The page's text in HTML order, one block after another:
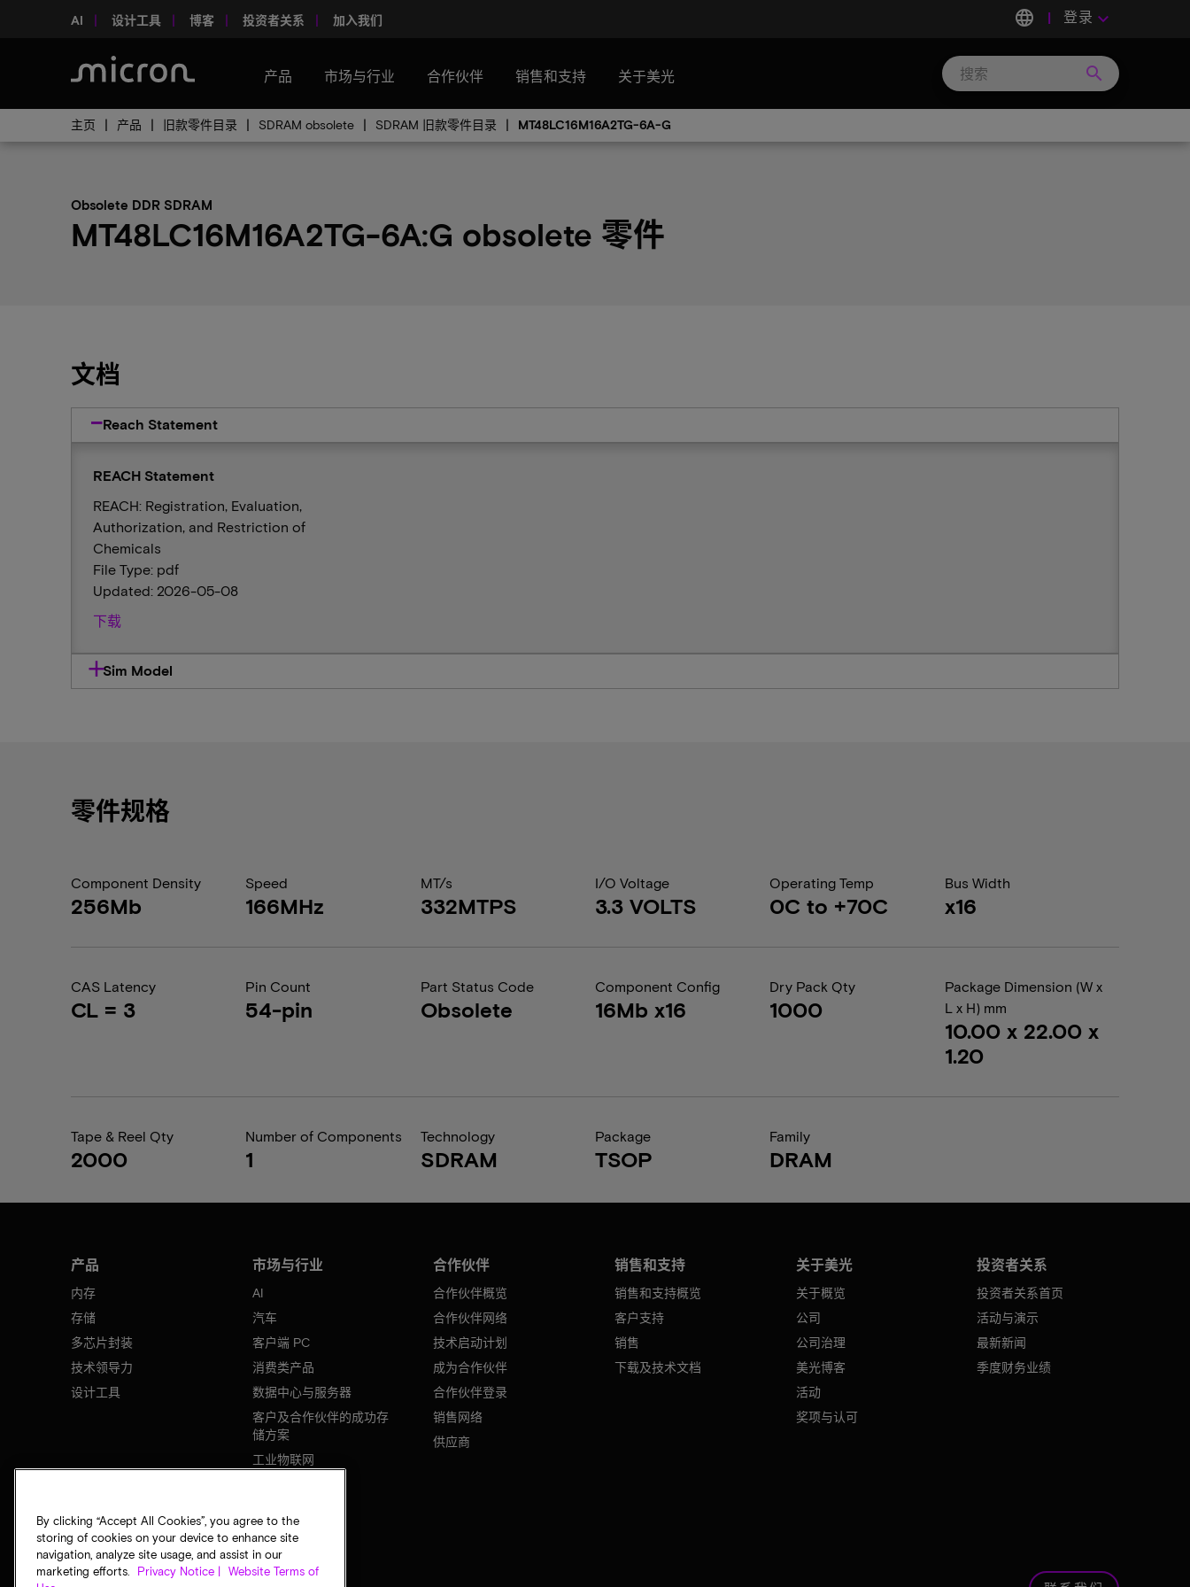
AI 设计工具 博客 投资者关系 加入我们 language 登录 keyboard_arrow_down
产品 市场与行业 合作伙伴 销售和支持 关于美光 search
主页 产品 旧款零件目录 SDRAM obsolete SDRAM 旧款零件目录 MT48LC16M16A2TG-6A-G
Obsolete DDR SDRAM
MT48LC16M16A2TG-6A:G obsolete 零件
文档
Reach Statement
REACH Statement
REACH: Registration, Evaluation,
Authorization, and Restriction of
Chemicals
File Type: pdf
Updated: 2026-05-08
下载
Sim Model
零件规格
Component Density
256Mb
Speed
166MHz
MT/s
332MTPS
I/O Voltage
3.3 VOLTS
Operating Temp
0C to +70C
Bus Width
x16
CAS Latency
CL = 3
Pin Count
54-pin
Part Status Code
Obsolete
Component Config
16Mb x16
Dry Pack Qty
1000
Package Dimension (W x
L x H) mm
10.00 x 22.00 x
1.20
Tape & Reel Qty
2000
Number of Components
1
Technology
SDRAM
Package
TSOP
Family
DRAM
产品
内存
存储
多芯片封装
技术领导力
设计工具
市场与行业
AI
汽车
客户端 PC
消费类产品
数据中心与服务器
客户及合作伙伴的成功存
储方案
工业物联网
合作伙伴
合作伙伴概览
合作伙伴网络
技术启动计划
成为合作伙伴
合作伙伴登录
销售网络
供应商
销售和支持
销售和支持概览
客户支持
销售
下载及技术文档
关于美光
关于概览
公司
公司治理
美光博客
活动
奖项与认可
投资者关系
投资者关系首页
活动与演示
最新新闻
季度财务业绩
By clicking “Accept All Cookies”, you agree to the
storing of cookies on your device to enhance site
navigation, analyze site usage, and assist in our
marketing efforts.
Privacy Notice |
Website Terms of